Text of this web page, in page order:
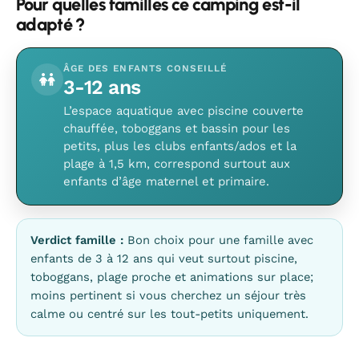
adapté ?
ÂGE DES ENFANTS CONSEILLÉ
3-12 ans
L’espace aquatique avec piscine couverte
chauffée, toboggans et bassin pour les
petits, plus les clubs enfants/ados et la
plage à 1,5 km, correspond surtout aux
enfants d’âge maternel et primaire.
Verdict famille : Bon choix pour une famille avec
enfants de 3 à 12 ans qui veut surtout piscine,
toboggans, plage proche et animations sur place;
moins pertinent si vous cherchez un séjour très
calme ou centré sur les tout-petits uniquement.